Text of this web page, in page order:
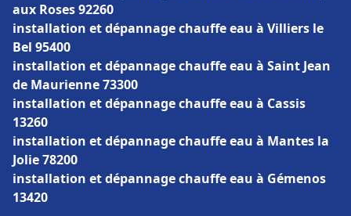
aux Roses 92260
installation et dépannage chauffe eau à Villiers le
Bel 95400
installation et dépannage chauffe eau à Saint Jean
de Maurienne 73300
installation et dépannage chauffe eau à Cassis
13260
installation et dépannage chauffe eau à Mantes la
Jolie 78200
installation et dépannage chauffe eau à Gémenos
13420